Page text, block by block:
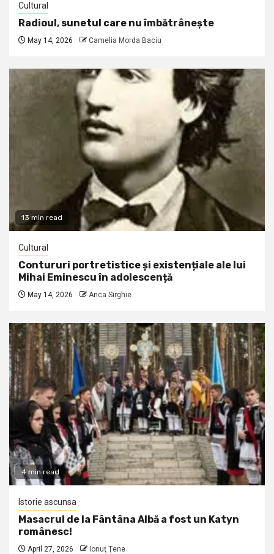
Cultural
Radioul, sunetul care nu îmbătrânește
May 14, 2026 Camelia Morda Baciu
13 min read
Cultural
Contururi portretistice și existențiale ale lui
Mihai Eminescu în adolescență
May 14, 2026 Anca Sirghie
4 min read
Istorie ascunsa
Masacrul de la Fântâna Albă a fost un Katyn
românesc!
April 27, 2026 Ionuţ Ţene